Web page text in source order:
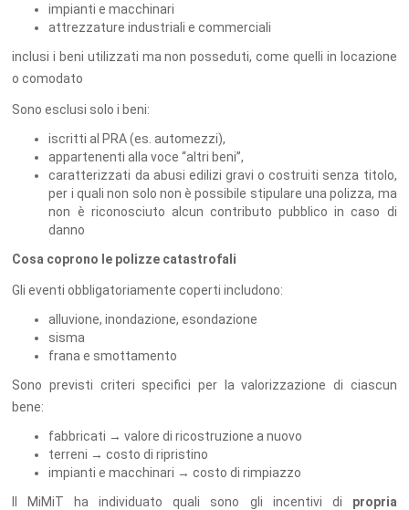
impianti e macchinari
attrezzature industriali e commerciali
inclusi i beni utilizzati ma non posseduti, come quelli in locazione
o comodato
Sono esclusi solo i beni:
iscritti al PRA (es. automezzi),
appartenenti alla voce “altri beni”,
caratterizzati da abusi edilizi gravi o costruiti senza titolo,
per i quali non solo non è possibile stipulare una polizza, ma
non è riconosciuto alcun contributo pubblico in caso di
danno
Cosa coprono le polizze catastrofali
Gli eventi obbligatoriamente coperti includono:
alluvione, inondazione, esondazione
sisma
frana e smottamento
Sono previsti criteri specifici per la valorizzazione di ciascun
bene:
fabbricati → valore di ricostruzione a nuovo
terreni → costo di ripristino
impianti e macchinari → costo di rimpiazzo
Il MiMiT ha individuato quali sono gli incentivi di propria